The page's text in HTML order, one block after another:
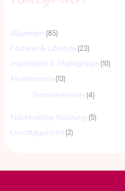
Allgemein (85)
Fashion & Lifestyle (23)
Inspiration & Stylingtipps (10)
Modetrends (13)
Sommertrends (4)
Nachhaltige Kleidung (5)
Uncategorized (2)